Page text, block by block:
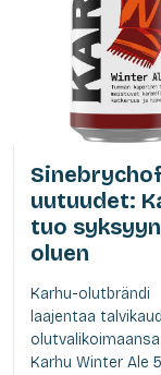
uutuudet:
tuo
oluen
Karhu-olutbrändi
laajentaa
Karhu Winter Ale